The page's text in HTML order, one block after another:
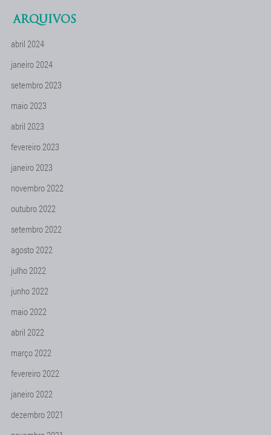
ARQUIVOS
abril 2024
janeiro 2024
setembro 2023
maio 2023
abril 2023
fevereiro 2023
janeiro 2023
novembro 2022
outubro 2022
setembro 2022
agosto 2022
julho 2022
junho 2022
maio 2022
abril 2022
março 2022
fevereiro 2022
janeiro 2022
dezembro 2021